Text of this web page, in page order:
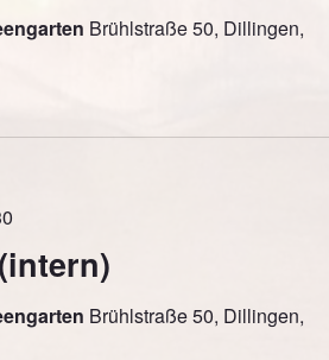
Brühlstraße 50, Dillingen,
Brühlstraße 50, Dillingen,